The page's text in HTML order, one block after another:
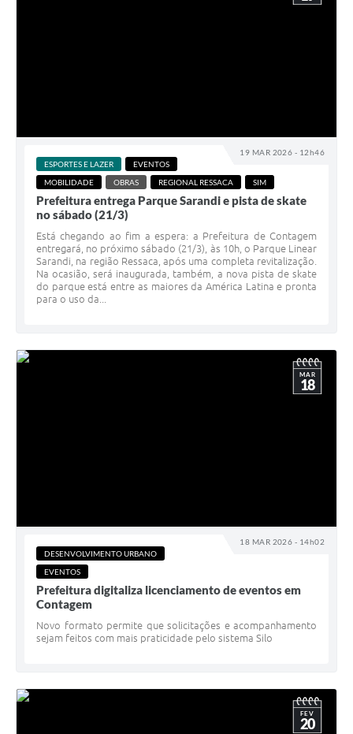
19 MAR 2026 - 12h46
ESPORTES E LAZER
EVENTOS
MOBILIDADE
OBRAS REGIONAL RESSACA SIM
Prefeitura entrega Parque Sarandi e pista de skate
no sábado (21/3)
Está chegando ao fim a espera: a Prefeitura de Contagem
entregará, no próximo sábado (21/3), às 10h, o Parque Linear
Sarandi, na região Ressaca, após uma completa revitalização.
Na ocasião, será inaugurada, também, a nova pista de skate
do parque está entre as maiores da América Latina e pronta
para o uso da...
18 MAR 2026 - 14h02
MAR
18
DESENVOLVIMENTO URBANO
EVENTOS
Prefeitura digitaliza licenciamento de eventos em
Contagem
Novo formato permite que solicitações e acompanhamento
sejam feitos com mais praticidade pelo sistema Silo
FEV
20